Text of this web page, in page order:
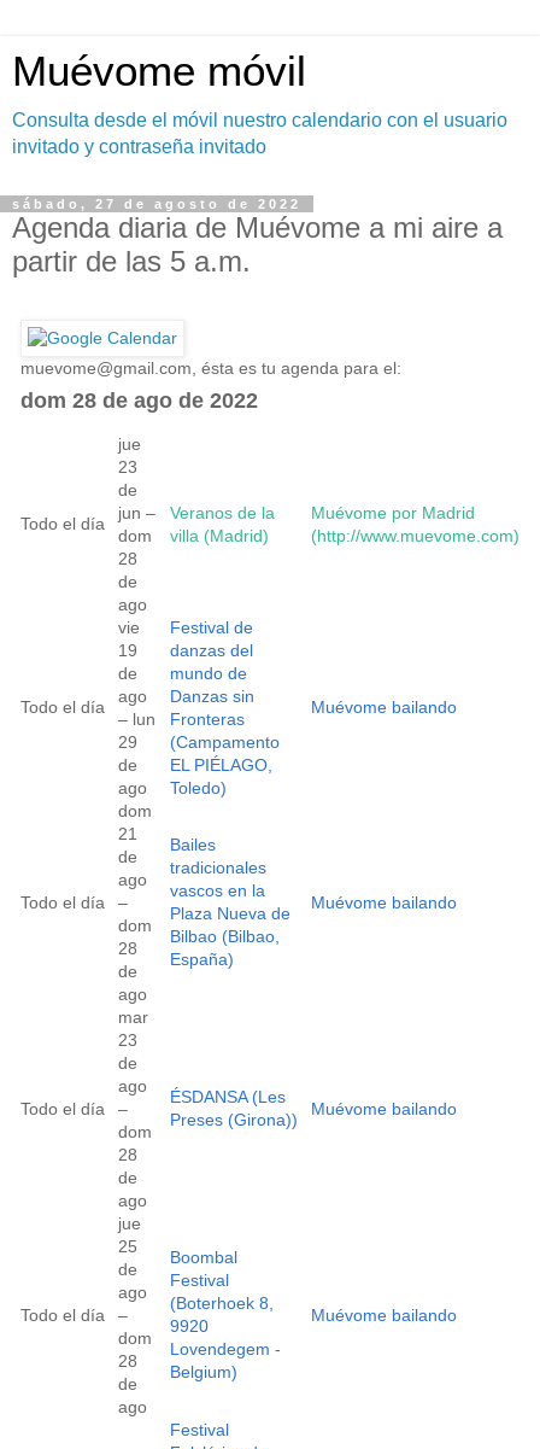
Muévome móvil
Consulta desde el móvil nuestro calendario con el usuario
invitado y contraseña invitado
sábado, 27 de agosto de 2022
Agenda diaria de Muévome a mi aire a
partir de las 5 a.m.
muevome@gmail.com , ésta es tu agenda para el:
dom 28 de ago de 2022
Todo el día
jue
23
de
jun –
dom
28
de
ago
Veranos de la
villa (Madrid)
Muévome por Madrid
(http://www.muevome.com)
Todo el día
vie
19
de
ago
– lun
29
de
ago
Festival de
danzas del
mundo de
Danzas sin
Fronteras
(Campamento
EL PIÉLAGO,
Toledo)
Muévome bailando
Todo el día
dom
21
de
ago
–
dom
28
de
ago
Bailes
tradicionales
vascos en la
Plaza Nueva de
Bilbao (Bilbao,
España)
Muévome bailando
Todo el día
mar
23
de
ago
–
dom
28
de
ago
ÉSDANSA (Les
Preses (Girona))
Muévome bailando
Todo el día
jue
25
de
ago
–
dom
28
de
ago
Boombal
Festival
(Boterhoek 8,
9920
Lovendegem -
Belgium)
Muévome bailando
Festival